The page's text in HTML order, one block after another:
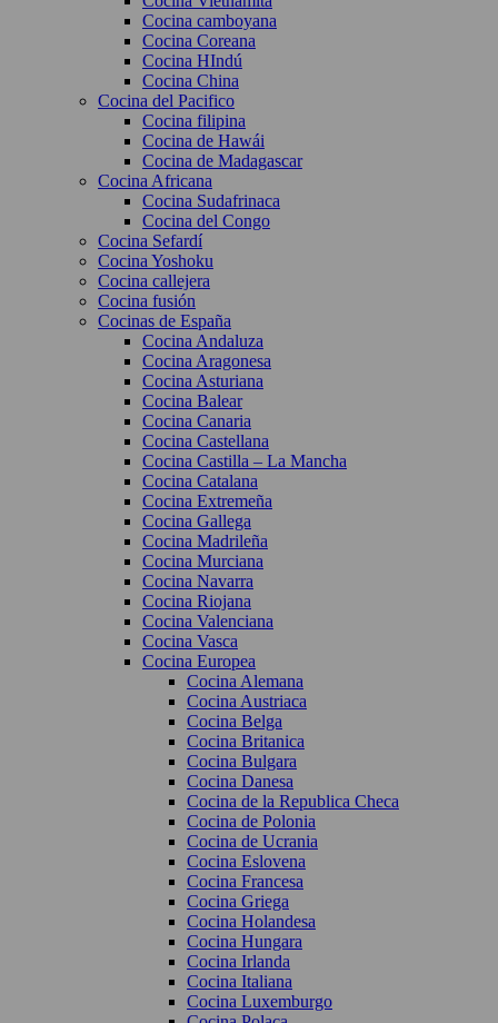
Cocina camboyana
Cocina Coreana
Cocina HIndú
Cocina China
Cocina del Pacifico
Cocina filipina
Cocina de Hawái
Cocina de Madagascar
Cocina Africana
Cocina Sudafrinaca
Cocina del Congo
Cocina Sefardí
Cocina Yoshoku
Cocina callejera
Cocina fusión
Cocinas de España
Cocina Andaluza
Cocina Aragonesa
Cocina Asturiana
Cocina Balear
Cocina Canaria
Cocina Castellana
Cocina Castilla – La Mancha
Cocina Catalana
Cocina Extremeña
Cocina Gallega
Cocina Madrileña
Cocina Murciana
Cocina Navarra
Cocina Riojana
Cocina Valenciana
Cocina Vasca
Cocina Europea
Cocina Alemana
Cocina Austriaca
Cocina Belga
Cocina Britanica
Cocina Bulgara
Cocina Danesa
Cocina de la Republica Checa
Cocina de Polonia
Cocina de Ucrania
Cocina Eslovena
Cocina Francesa
Cocina Griega
Cocina Holandesa
Cocina Hungara
Cocina Irlanda
Cocina Italiana
Cocina Luxemburgo